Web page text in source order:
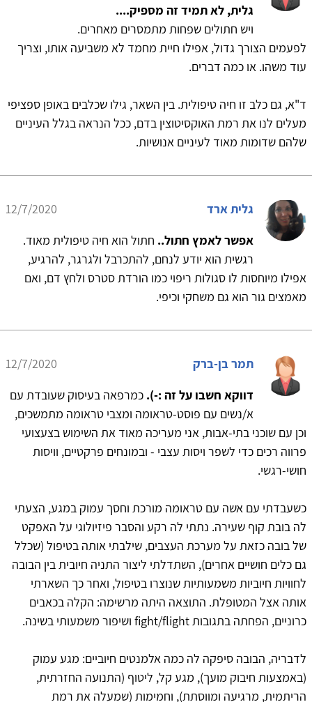
גלית, לא תמיד זה מספיק....
ויש חתולים שפחות מתמסרים מאחרים.
לפעמים הצורך גדול, אפילו חיית מחמד לא משביעה אותו, וצריך
עוד משהו. או כמה דברים.
ד"א, גם כלב זו חיה טיפולית. בין השאר, גילו שכלבים באופן ספציפי
מעלים לנו את רמת האוקסיטוצין בדם, ככל הנראה בגלל העיניים
שלהם שדומות מאוד לעיניים אנושיות.
גלית ארד
12/7/2020
אפשר לאמץ חתול.. חתול הוא חיה טיפולית מאוד.
רגשית הוא יודע לנחם, להתכרבל ולגרגר, להרגיע,
אפילו מיוחסות לו סגולות ריפוי כמו הורדת סטרס ולחץ דם, ואם
מאמצים גור הוא גם משחקי וכיפי.
תמר בן-ברק
12/7/2020
דווקא חשבו על זה :-). כמרפאה בעיסוק שעובדת עם
א/נשים עם פוסט-טראומה ומצבי טראומה מתמשכים,
וכן עם שוכני בתי-אבות, אני מעריכה מאוד את השימוש בצעצועי
פרווה רכים כדי לשפר ויסות עצבי - ובמונחים פרקטיים, וויסות
חושי-רגשי.
כשעבדתי עם אשה עם טראומה מורכת וחסך עמוק במגע, הצעתי
לה בובת קוף שעירה. נתתי לה רקע והסבר פיזיולוגי על האפקט
של בובה כזאת על מערכת העצבים, שילבתי אותה בטיפול (שכלל
גם כלים חושיים אחרים), השתדלתי ליצור התניה חיובית בין הבובה
לחוויות חיוביות משמעותיות שנוצרו בטיפול, ואחר כך השארתי
אותה אצל המטופלת. התוצאה היתה מרשימה: הקלה בכאבים
כרוניים, הפחתה בתגובות fight/flight ושיפור משמעותי בשינה.
לדבריה, הבובה סיפקה לה כמה אלמנטים חיוביים: מגע עמוק
(באמצעות חיבוק מועך), מגע קל, ליטוף (התנועה החזרתית,
הריתמית, מרגיעה ומווסתת), וחמימות (שמעלה את רמת